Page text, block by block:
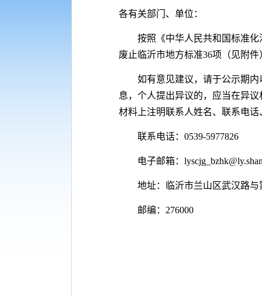
各有关部门、单位：
按照《中华人民共和国标准
废止临沂市地方标准36项（见附件
如有意见建议，请于公示期
息，个人提出异议的，应当在异
材料上注明联系人姓名、联系电话
联系电话：0539-5977826
电子邮箱：
地址：临沂市兰山区武汉路
邮编：276000
临沂